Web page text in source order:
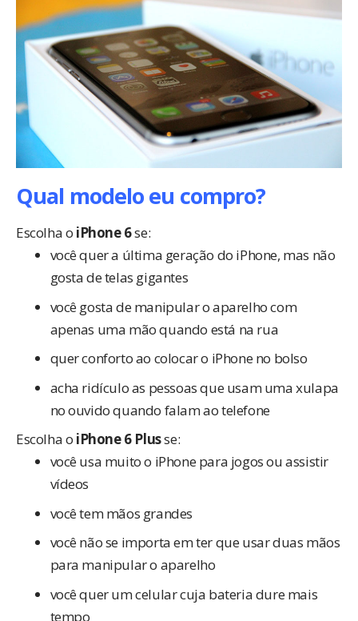
Qual modelo eu compro?
Escolha o iPhone 6se:
você quer a última geração do iPhone, mas não
gosta de telas gigantes
você gosta de manipular o aparelho com
apenas uma mão quando está na rua
quer conforto ao colocar o iPhone no bolso
acha ridículo as pessoas que usam uma xulapa
no ouvido quando falam ao telefone
Escolha o iPhone 6 Plusse:
você usa muito o iPhone para jogos ou assistir
vídeos
você tem mãos grandes
você não se importa em ter que usar duas mãos
para manipular o aparelho
você quer um celular cuja bateria dure mais
tempo